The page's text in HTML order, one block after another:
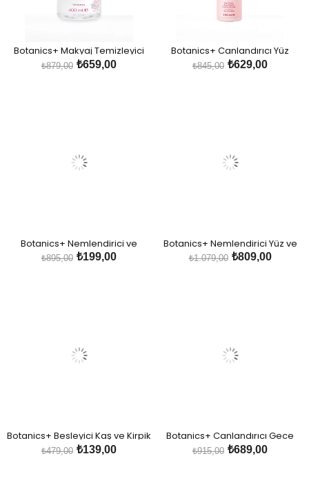
Botanics+ Makyaj Temizleyici
Misel Su - Gül Özleri
₺659,00
₺879,00
Botanics+ Canlandırıcı Yüz
Temizleme Köpüğü - Gül, Aloe
₺629,00
₺845,00
Botanics+ Nemlendirici ve
Aydınlatıcı Yüz Bakım Serumu -
₺199,00
₺895,00
Botanics+ Nemlendirici Yüz ve
Boyun Kremi - Gül Özleri , E
₺809,00
₺1.079,00
Botanics+ Besleyici Kaş ve Kirpik
Serumu-Gül Suyu ve Provitamin
₺139,00
₺479,00
Botanics+ Canlandırıcı Gece
Bakım Maskesi
₺689,00
₺915,00